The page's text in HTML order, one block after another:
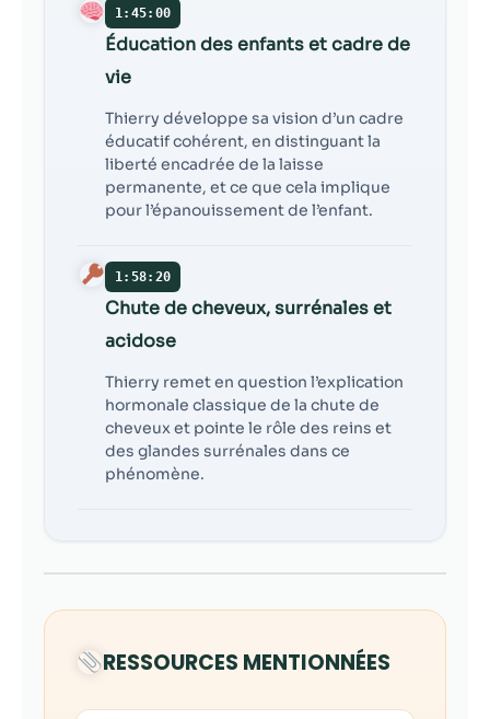
1:45:00
Éducation des enfants et cadre de
vie
Thierry développe sa vision d’un cadre
éducatif cohérent, en distinguant la
liberté encadrée de la laisse
permanente, et ce que cela implique
pour l’épanouissement de l’enfant.
1:58:20
Chute de cheveux, surrénales et
acidose
Thierry remet en question l’explication
hormonale classique de la chute de
cheveux et pointe le rôle des reins et
des glandes surrénales dans ce
phénomène.
RESSOURCES MENTIONNÉES